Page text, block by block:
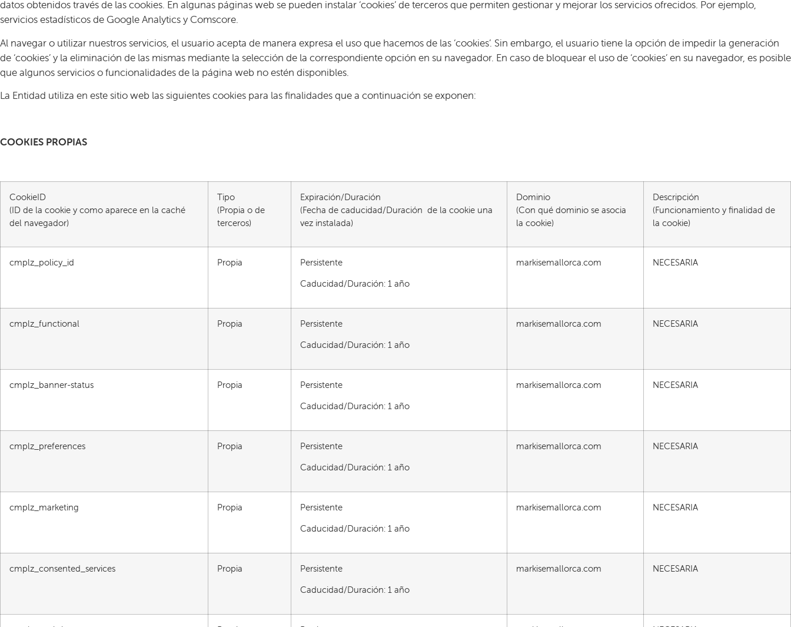
datos obtenidos través de las cookies. En algunas páginas web se pueden instalar ‘cookies’ de terceros que permiten gestionar y mejorar los servicios ofrecidos. Por ejemplo,
servicios estadísticos de Google Analytics y Comscore.
Al navegar o utilizar nuestros servicios, el usuario acepta de manera expresa el uso que hacemos de las ‘cookies’. Sin embargo, el usuario tiene la opción de impedir la generación
de ‘cookies’ y la eliminación de las mismas mediante la selección de la correspondiente opción en su navegador. En caso de bloquear el uso de ‘cookies’ en su navegador, es posible
que algunos servicios o funcionalidades de la página web no estén disponibles.
La Entidad utiliza en este sitio web las siguientes cookies para las finalidades que a continuación se exponen:
COOKIES PROPIAS
CookieID
(ID de la cookie y como aparece en la caché
del navegador)
Tipo
(Propia o de
terceros)
Expiración/Duración
(Fecha de caducidad/Duración de la cookie una
vez instalada)
Dominio
(Con qué dominio se asocia
la cookie)
Descripción
(Funcionamiento y finalidad de
la cookie)
cmplz_policy_id Propia
Persistente
Caducidad/Duración: 1 año
markisemallorca.com NECESARIA
cmplz_functional Propia
Persistente
Caducidad/Duración: 1 año
markisemallorca.com NECESARIA
cmplz_banner-status Propia
Persistente
Caducidad/Duración: 1 año
markisemallorca.com NECESARIA
cmplz_preferences Propia
Persistente
Caducidad/Duración: 1 año
markisemallorca.com NECESARIA
cmplz_marketing Propia
Persistente
Caducidad/Duración: 1 año
markisemallorca.com NECESARIA
cmplz_consented_services Propia
Persistente
Caducidad/Duración: 1 año
markisemallorca.com NECESARIA